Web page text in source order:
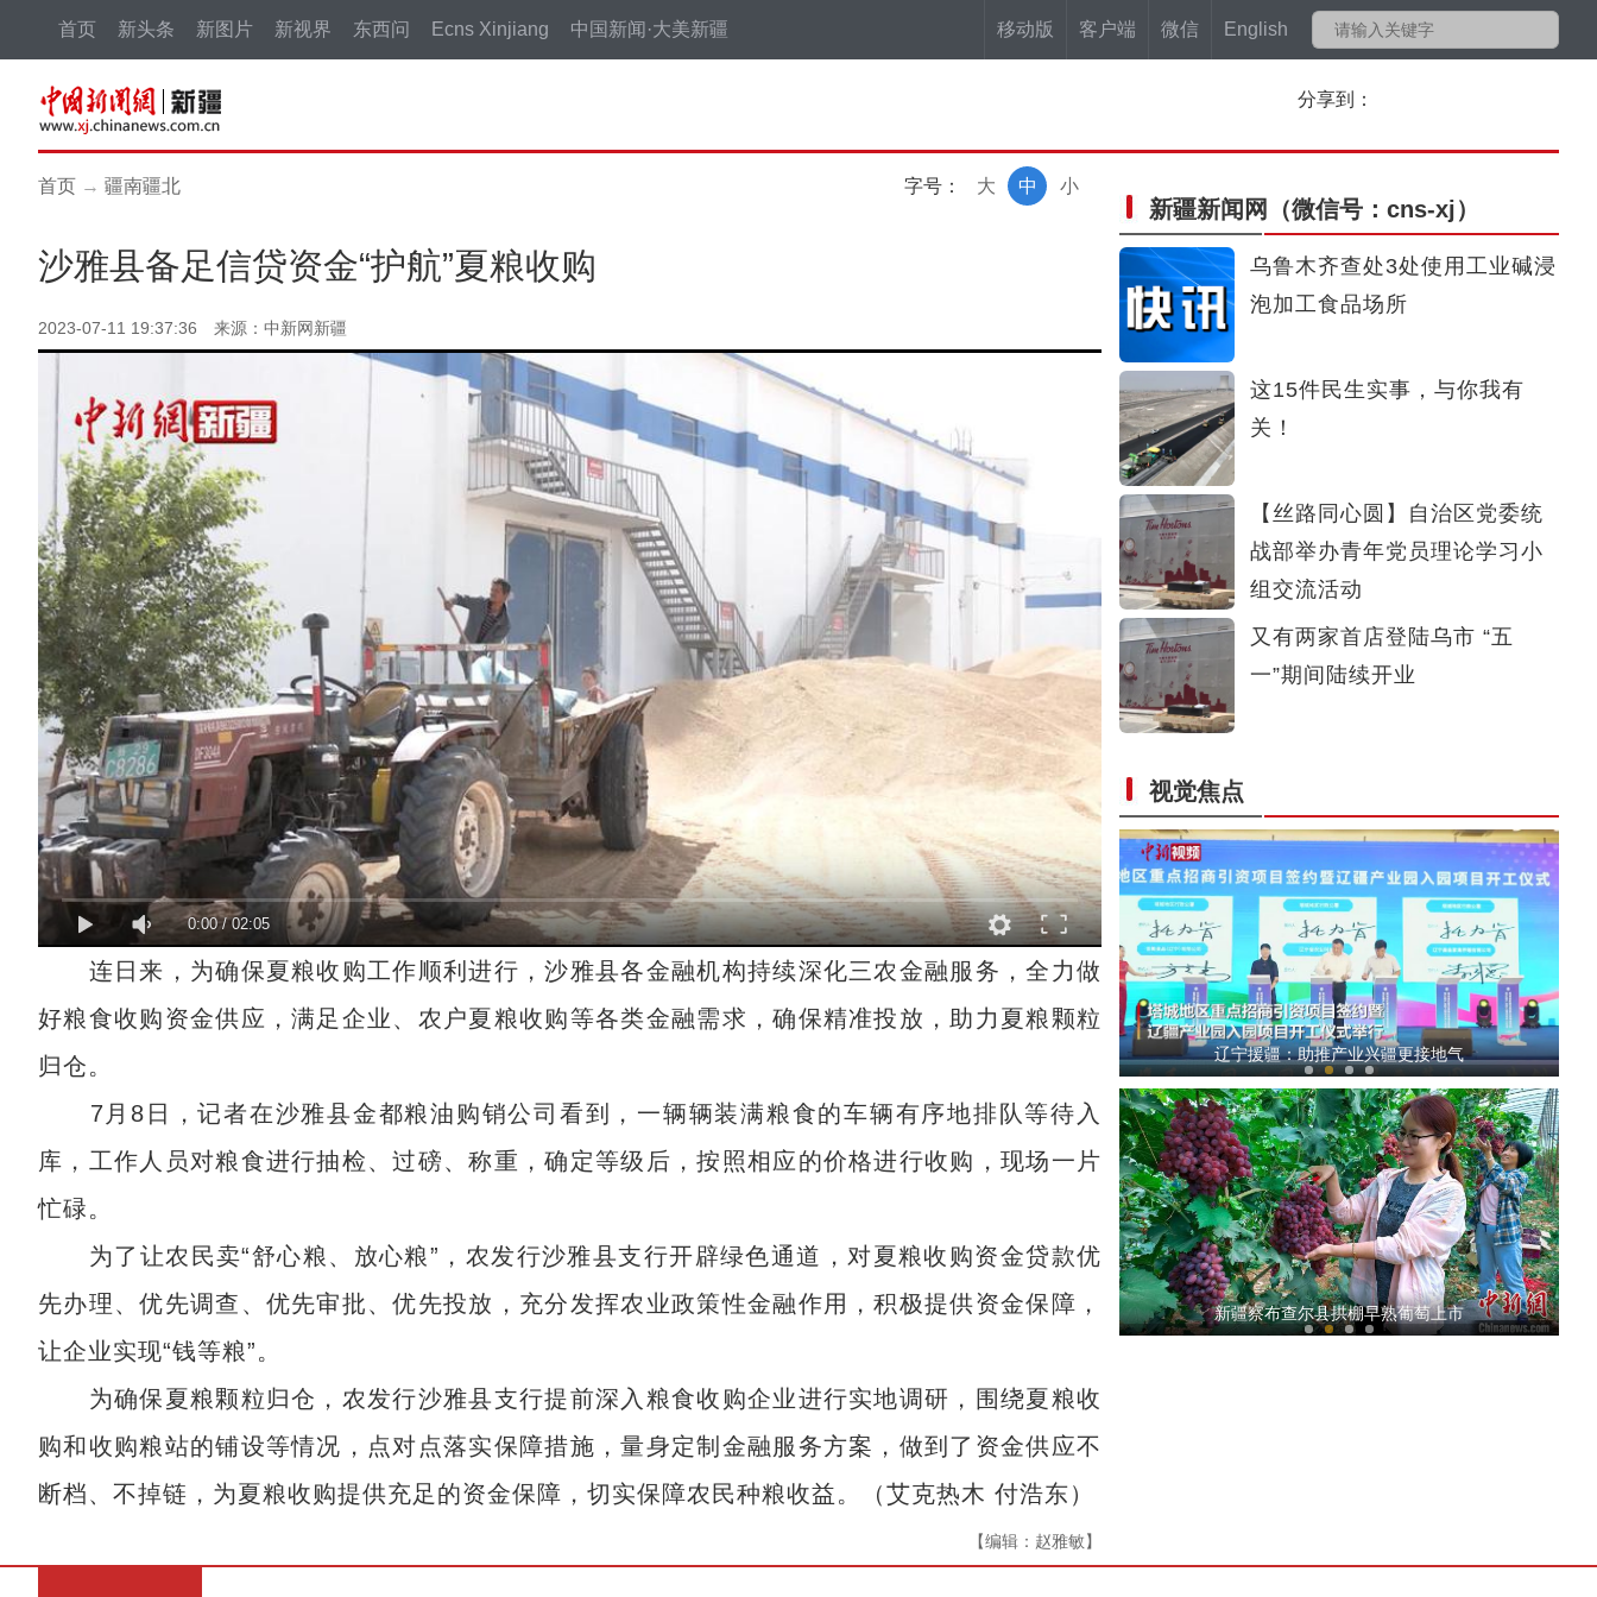
移动版 客户端 微信 English
首页 新头条 新图片 新视界 东西问 Ecns Xinjiang 中国新闻·大美新疆
分享到：
首页 → 疆南疆北 字号： 小
中
大
沙雅县备足信贷资金“护航”夏粮收购
2023-07-11 19:37:36 来源：中新网新疆
0:00/02:05
连日来，为确保夏粮收购工作顺利进行，沙雅县各金融机构持续深化三农金融服务，全力做
好粮食收购资金供应，满足企业、农户夏粮收购等各类金融需求，确保精准投放，助力夏粮颗粒
归仓。
7月8日，记者在沙雅县金都粮油购销公司看到，一辆辆装满粮食的车辆有序地排队等待入
库，工作人员对粮食进行抽检、过磅、称重，确定等级后，按照相应的价格进行收购，现场一片
忙碌。
为了让农民卖“舒心粮、放心粮”，农发行沙雅县支行开辟绿色通道，对夏粮收购资金贷款优
先办理、优先调查、优先审批、优先投放，充分发挥农业政策性金融作用，积极提供资金保障，
让企业实现“钱等粮”。
为确保夏粮颗粒归仓，农发行沙雅县支行提前深入粮食收购企业进行实地调研，围绕夏粮收
购和收购粮站的铺设等情况，点对点落实保障措施，量身定制金融服务方案，做到了资金供应不
断档、不掉链，为夏粮收购提供充足的资金保障，切实保障农民种粮收益。（艾克热木 付浩东）
【编辑：赵雅敏】
新疆新闻网 （微信号：cns-xj）
乌鲁木齐查处3处使用工业碱浸
泡加工食品场所
这15件民生实事，与你我有
关！
【丝路同心圆】自治区党委统
战部举办青年党员理论学习小
组交流活动
又有两家首店登陆乌市 “五
一”期间陆续开业
视觉焦点
哈萨克斯坦媒体人看新疆：文化丰富多元 生活
阿克苏地区首家“社网共建”雪莲光明驿站揭
辽宁援疆：助推产业兴疆更接地气
探访新疆兵团国家级示范合作社：特色黑驴养
新疆察布查尔县拱棚早熟葡萄上市